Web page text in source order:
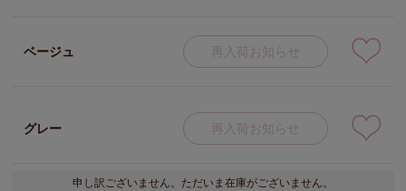
ベージュ 再入荷お知らせ
グレー 再入荷お知らせ
申し訳ございません。ただいま在庫がございません。